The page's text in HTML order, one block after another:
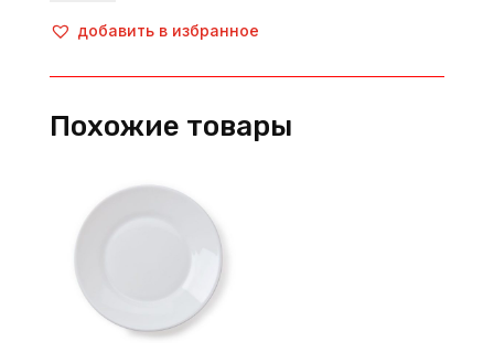
с
«Moss»,
мм,
Porland
(Турция)
добавить в избранное
Похожие товары